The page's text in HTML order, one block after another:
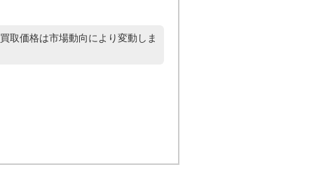
取価格は市場動向により変動しま